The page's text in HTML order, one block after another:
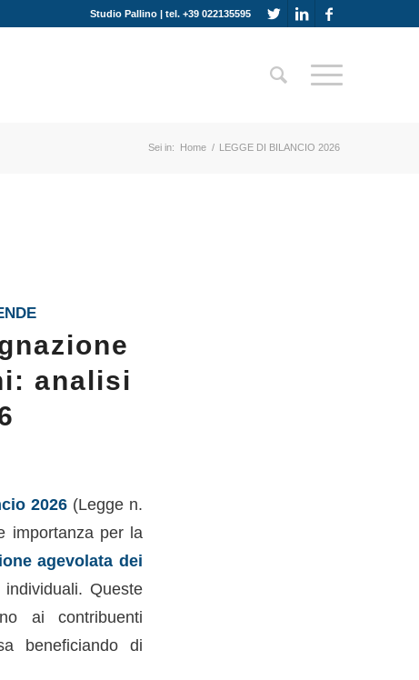
Studio Pallino | tel. +39 022135595
Sei in: Home / LEGGE DI BILANCIO 2026
analisi
2026(Legge n.
importanza per la
agevolata dei
Queste
ai contribuenti
beneficiando di